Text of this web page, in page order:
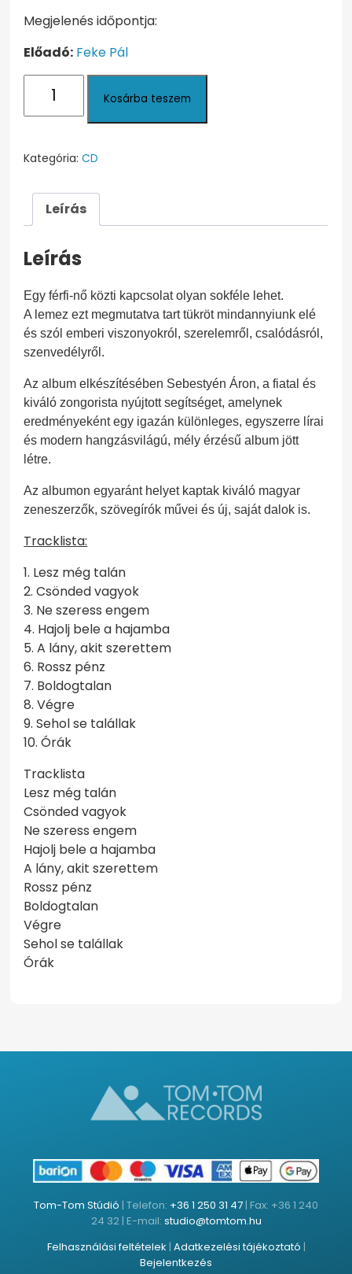
Megjelenés időpontja:
Előadó: Feke Pál
-
-
első
harapás
Kosárba teszem
Kategória:CD
Leírás
Leírás
Egy férfi-nő közti kapcsolat olyan sokféle lehet.
A lemez ezt megmutatva tart tükröt mindannyiunk elé
és szól emberi viszonyokról, szerelemről, csalódásról,
szenvedélyről.
Az album elkészítésében Sebestyén Áron, a fiatal és
kiváló zongorista nyújtott segítséget, amelynek
eredményeként egy igazán különleges, egyszerre lírai
és modern hangzásvilágú, mély érzésű album jött
létre.
Az albumon egyaránt helyet kaptak kiváló magyar
zeneszerzők, szövegírók művei és új, saját dalok is.
Tracklista:
1. Lesz még talán
2. Csönded vagyok
3. Ne szeress engem
4. Hajolj bele a hajamba
5. A lány, akit szerettem
6. Rossz pénz
7. Boldogtalan
8. Végre
9. Sehol se talállak
10. Órák
Tracklista
Lesz még talán
Csönded vagyok
Ne szeress engem
Hajolj bele a hajamba
A lány, akit szerettem
Rossz pénz
Boldogtalan
Végre
Sehol se talállak
Órák
Tom-Tom Stúdió | Telefon: +36 1 250 31 47 | Fax: +36 1 240
24 32 | E-mail: studio@tomtom.hu
Felhasználási feltételek | Adatkezelési tájékoztató |
Bejelentkezés